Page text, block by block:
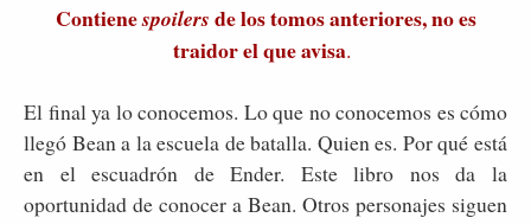
Contienespoilers de los tomos anteriores, no es
traidor el que avisa.
El final ya lo conocemos. Lo que no conocemos es cómo
llegó Bean a la escuela de batalla. Quien es. Por qué está
en el escuadrón de Ender. Este libro nos da la
oportunidad de conocer a Bean. Otros personajes siguen